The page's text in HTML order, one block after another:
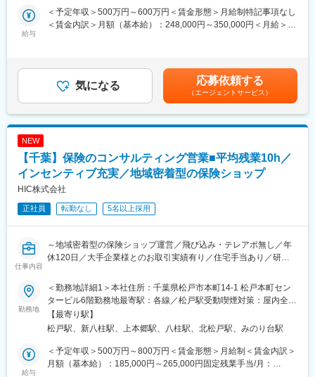
過去事例として、中途入社から最短で3年で店長に昇格した事例も
ございます。
・年収750万円（経験4年／店長職／月給48万円＋賞与）
■チーム組織構成
「ほけんの窓口」は、少ない店舗でも4名、多い店舗では10名以
上のスタッフが在籍。ご来店の空き時間を使って事例共有やロー
います。未経験入社が多いため、質問のしやすい雰囲気です。
変更の範囲：会社の定める業務
ます。リース期間が終了すると、顧客は資産の返却、再リース、
買い取りを選択でき、最新設備の使用と財務上の柔軟性が確保さ
れます。営業職は資産の提案、契約条件の交渉、契約書の作成、
新規顧客の獲得や既存顧客のリース更新を目指します。
■業務内容
営業担当として各種ベンダー（メーカーや商社）を定期的に訪問
・リースや融資等ユーザー企業の財務状況や経営状況に合わせた
提案が可能
・当社は”金利勝負をしない”のが特徴です。案件の魅力でお客様に
選ばれることを目指しています
・リースとしての提案商材は多岐に渡り、現在は農業の自動化や
■魅力
リコーGの中で作られた仕組みを他の分野にも広げてきたこと
ー企業は約40万社に至ります。
少額案件を大量に扱う仕組みを構築し、独自の審査機能や回収機
能を確立しております。
有給取得率100％を目標に管理し、フレックスや直行直帰も可能
で自分のスタイルに合わせた勤務ができます。営業自体は個人で
行いますがチームでの相談環境が整っており、1on1制度やエンゲ
ージメント調査制度を通じて自由に意見を発信できる仕組みがあ
給与
＜予定年収＞500万円～600万円＜賃金形態＞月給制特記事項なし
＜賃金内訳＞月額（基本給）：248,000円～350,000円＜月給＞
気になる 応募依頼する
（エージェントサービス）
NEW
【千葉】保険のコンサルティング営業■平均残業10h／
インセンティブ充実／地域密着型の保険ショップ
HIC株式会社
正社員 転勤なし 5名以上採用
仕事内容
～地域密着型の保険ショップ運営／飛び込み・テレアポ無し／年
休120日／大手企業様とのお取引実績有り／住宅手当あり／研修
東京・千葉・埼玉で地域密着型の保険ショップ「はなまる保険」
を運営する当社にて、保険提案業務を担当して頂きます。
個人・企業のお客様へのヒアリングから、最適な保険商品をご提
案します。お客様の話を聞いて寄り添う営業スタイルです。
＜主な販売商品＞
生命保険及び損害保険、自動車保険、火災保険（主に医療保険、
ガン保険等の第三分野に特化）
勤務地
＜勤務地詳細1＞本社住所：千葉県松戸市本町14-1 松戸本町セン
タービル6階勤務地最寄駅：各線／松戸駅受動喫煙対策：屋内全面
禁煙＜勤務地詳細2＞ショッピングプラザ鎌ヶ谷店住所：千葉県鎌
ヶ谷市富岡1-1-3 1F 勤務地最寄駅：新京成電鉄新京成線／初富駅
柱店住所：千葉県松戸市日暮1-15-8 1F 勤務地最寄駅：新京成電鉄
新京成線／八柱駅受動喫煙対策：屋内全面禁煙
【最寄り駅】
松戸駅、新八柱駅、上本郷駅、八柱駅、北松戸駅、みのり台駅
給与
＜予定年収＞500万円～800万円＜賃金形態＞月給制＜賃金内訳＞
月額（基本給）：185,000円～265,000円固定残業手当/月：